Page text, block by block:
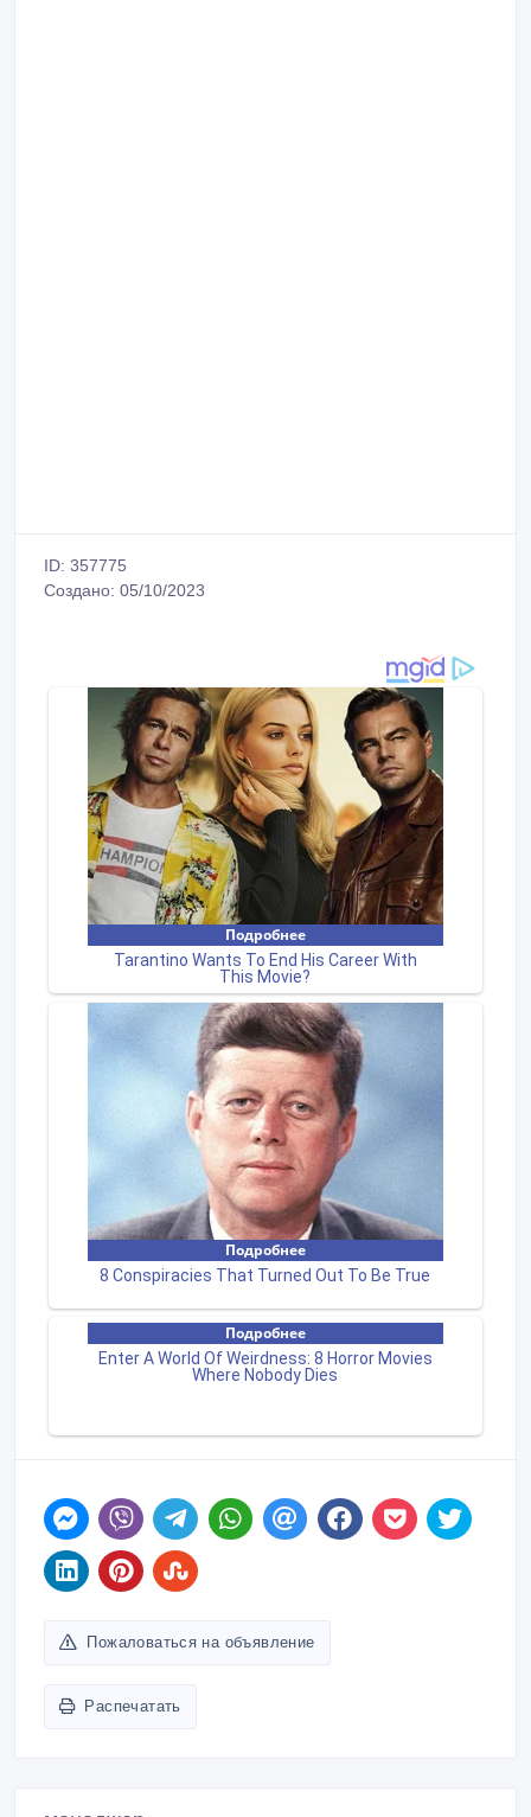
ID: 357775
Создано: 05/10/2023
Пожаловаться на объявление
Распечатать